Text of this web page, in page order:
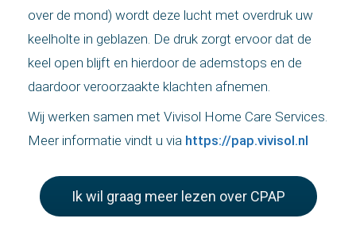
over de mond) wordt deze lucht met overdruk uw
keelholte in geblazen. De druk zorgt ervoor dat de
keel open blijft en hierdoor de ademstops en de
daardoor veroorzaakte klachten afnemen.
Wij werken samen met Vivisol Home Care Services.
Meer informatie vindt u via https://pap.vivisol.nl
Ik wil graag meer lezen over CPAP